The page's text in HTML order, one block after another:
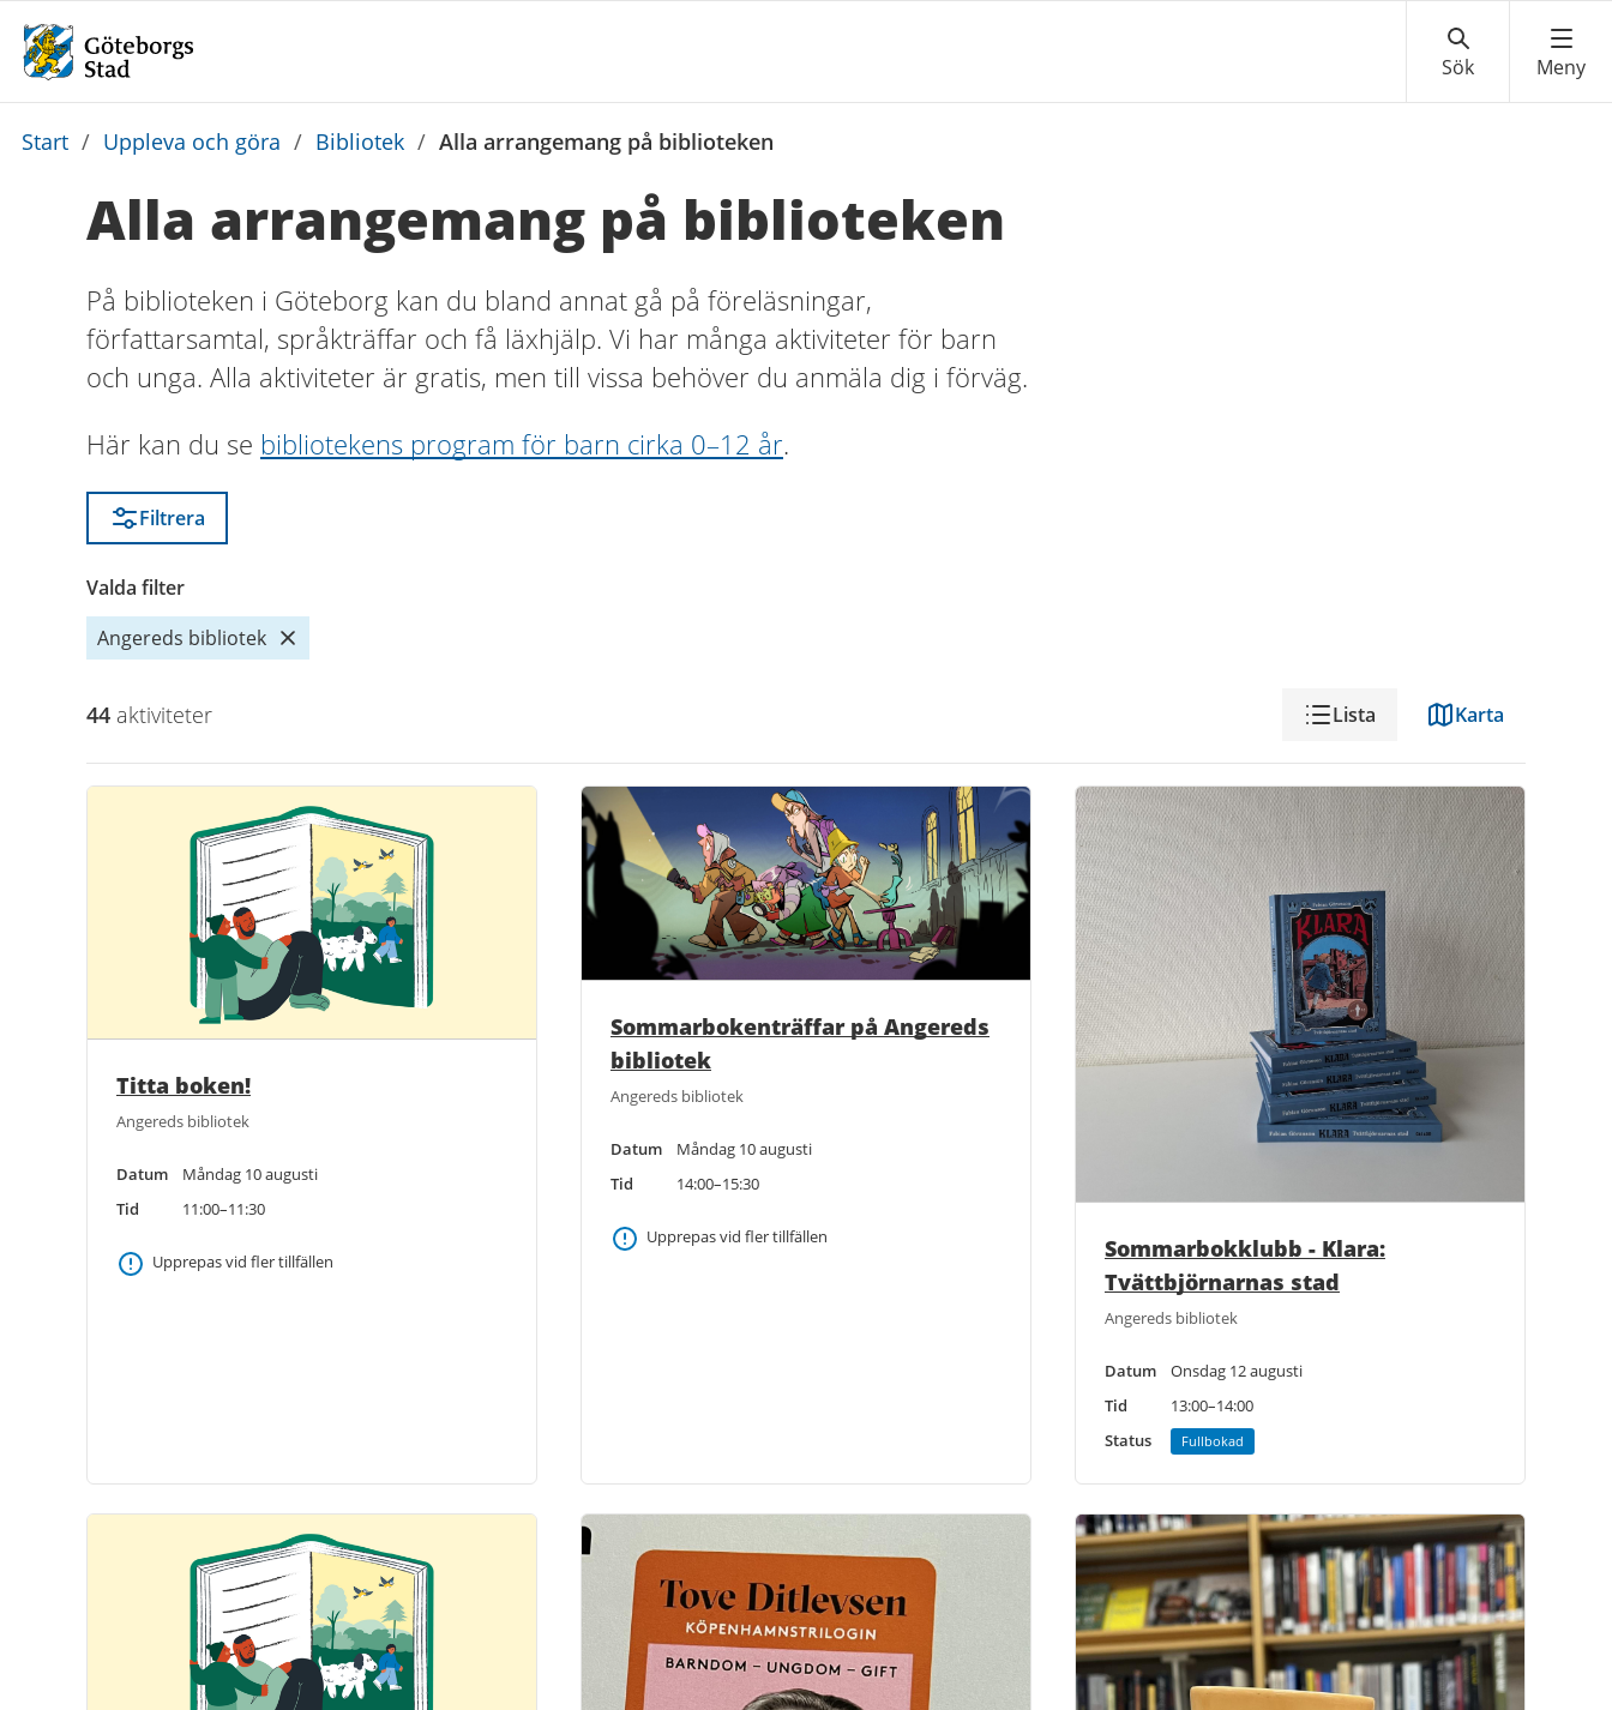
Du
Start / Uppleva och göra / Bibliotek / Alla arrangemang på biblioteken
Alla arrangemang på biblioteken
På biblioteken i Göteborg kan du bland annat gå på föreläsningar,
författarsamtal, språkträffar och få läxhjälp. Vi har många aktiviteter för barn
och unga. Alla aktiviteter är gratis, men till vissa behöver du anmäla dig i förväg.
Här kan du se bibliotekens program för barn cirka 0–12 år.
Filtrera
Valda filter
Angereds bibliotek
VisningLista Karta
44 aktiviteter
Titta boken!
Angereds bibliotek
Datum
Måndag 10 augusti
Tid
11:00–11:30
Upprepas vid fler tillfällen
Sommarbokenträffar på Angereds
bibliotek
Angereds bibliotek
Datum
Måndag 10 augusti
Tid
14:00–15:30
Upprepas vid fler tillfällen
Sommarbokklubb - Klara:
Tvättbjörnarnas stad
Angereds bibliotek
Datum
Onsdag 12 augusti
Tid
13:00–14:00
Status
Fullbokad